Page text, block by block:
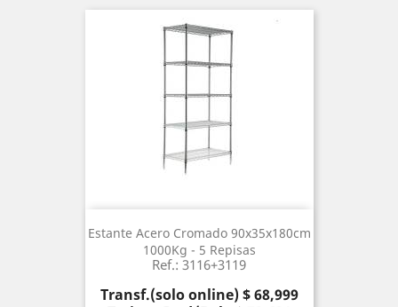
Estante Acero Cromado 90x35x180cm
1000Kg - 5 Repisas
Ref.: 3116+3119
Precio
Transf.(solo online) $ 68,999